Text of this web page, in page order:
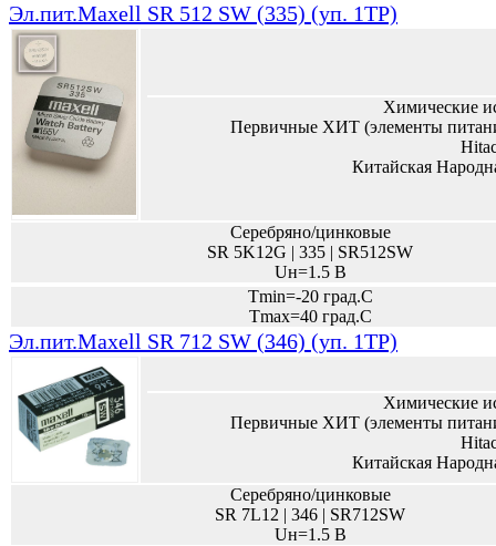
Эл.пит.Maxell SR 512 SW (335) (уп. 1TP)
Химические
Первичные ХИТ (элементы
Китайская
Серебряно/цинковые
SR 5K12G | 335 | SR512SW
Uн=1.5 В
Tmin=-20 град.С
Tmax=40 град.С
Эл.пит.Maxell SR 712 SW (346) (уп. 1TP)
Химические
Первичные ХИТ (элементы
Китайская
Серебряно/цинковые
SR 7L12 | 346 | SR712SW
Uн=1.5 В